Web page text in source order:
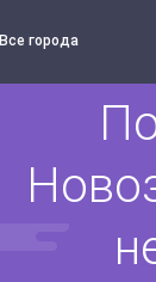
Все города